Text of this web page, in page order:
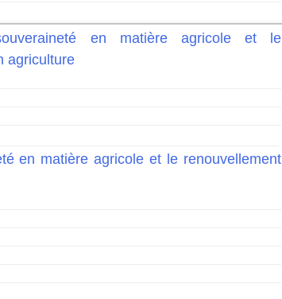
en matière agricole et le
agriculture
en matière agricole et le renouvellement